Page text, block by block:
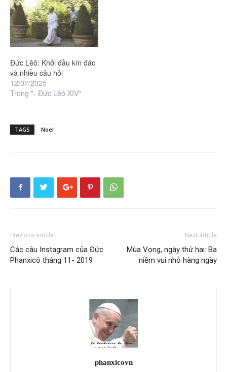
Đức Lêô: Khởi đầu kín đáo
và nhiều câu hỏi
12/07/2025
Trong "- Đức Lêô XIV"
TAGS Noel
Previous article
Các câu Instagram của Đức
Phanxicô tháng 11- 2019
Next article
Mùa Vọng, ngày thứ hai: Ba
niềm vui nhỏ hàng ngày
phanxicovn